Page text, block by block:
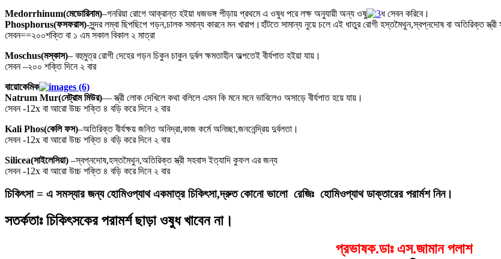
Medorrhinum(মেডোরিনাম)–গনরিয়া রোগে আক্রান্ত হইয়া ধজভঙ্গ পীড়ায় প্রথমে এ ওষুধ পরে লক্ষ অনুযায়ী অন্য ওষু
ধ সেবন করিবে।
Phosphorus(ফসফরাস)-সুন্দর লম্বা ছিপছিপে গড়ন,চালক সমান্য কারনে মন খারাপ।হাঁটতে সামান্য নুয়ে চলে এই ধাতুর রোগী হস্তমৈথুন,স্বপ্নদোষ বা অতিরিক্ত
সেবন==২০০শক্তি বা ১ এম সকাল বিকাল ২ মাত্রা
Moschus(মস্কাস)– বহুমুত্র রোগী দেহের গড়ন চিকুন চাকুন দুর্বল ক্ষমতাহীন অল্পতেই বীর্যপাত হইয়া যায়।
সেবন –২০০ শক্তি দিনে ২ বার
বায়োকেমিক
Natrum Mur(নেট্রাম মিউর)–– স্ত্রী লোক দেখিলে কথা বলিলে এমন কি মনে মনে ভাবিলেও অসাড়ে বীর্যপাত হয়ে যায়।
সেবন -12x বা আরো উচ্চ শক্তি ৪ বড়ি করে দিনে ২ বার
Kali Phos(কেলি ফস)–অতিরিক্ত বীর্যক্ষয় জনিত অনিদ্রা,কাজ কর্মে অনিচ্ছা,জননেন্দ্রিয় দুর্বলতা।
সেবন -12x বা আরো উচ্চ শক্তি ৪ বড়ি করে দিনে ২ বার
Silicea(সাইলেসিয়া) –স্বপ্নদোষ,হস্তমৈথুন,অতিরিক্ত স্ত্রী সহবাস ইত্যাদি কুফল এর জন্য
সেবন -12x বা আরো উচ্চ শক্তি ৪ বড়ি করে দিনে ২ বার
চিকিৎসা = এ সমস্যার জন্য হোমিওপ্যাথ একমাত্র চিকিৎসা,দ্রুত কোনো ভালো রেজিঃ হোমিওপ্যাথ ডাক্তারের পরার্মশ নিন।
সতর্কতাঃচিকিৎসকের পরামর্শ ছাড়া ওষুধ খাবেন না।
প্রভাষক.ডাঃ এস.জামান পলাশ